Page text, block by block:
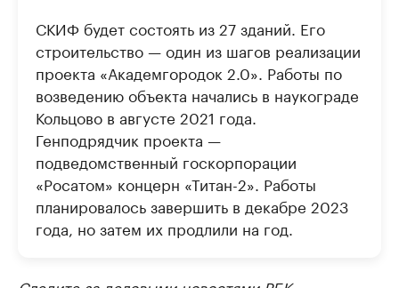
СКИФ будет состоять из 27 зданий. Его
строительство — один из шагов реализации
проекта «Академгородок 2.0». Работы по
возведению объекта начались в наукограде
Кольцово в августе 2021 года.
Генподрядчик проекта —
подведомственный госкорпорации
«Росатом» концерн «Титан-2». Работы
планировалось завершить в декабре 2023
года, но затем их продлили на год.